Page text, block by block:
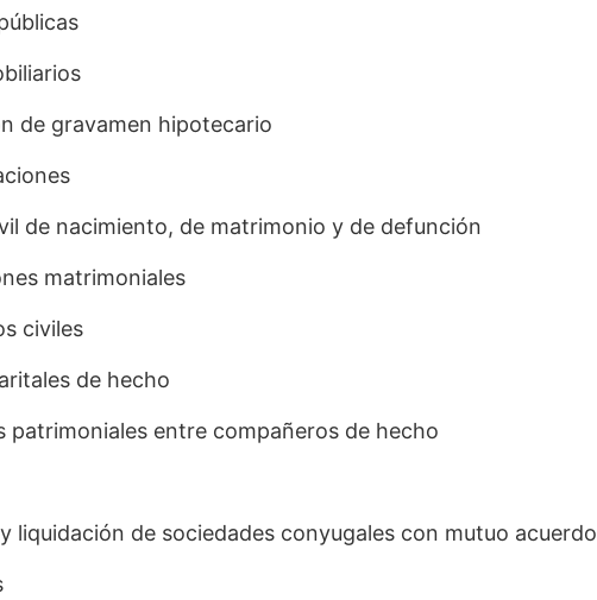
de gravamen hipotecario
de nacimiento, de matrimonio y de defunción
matrimoniales
civiles
de hecho
patrimoniales entre compañeros de hecho
liquidación de sociedades conyugales con mutuo acuerdo